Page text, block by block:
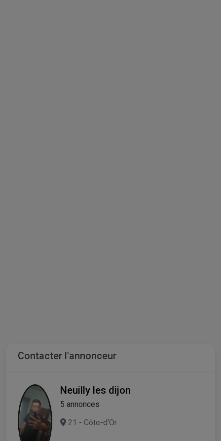
Contacter l'annonceur
Neuilly les dijon
5 annonces
21 - Côte-d'Or